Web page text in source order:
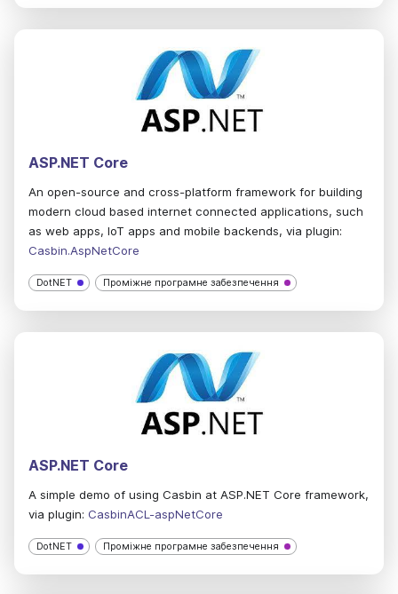
ASP.NET Core
An open-source and cross-platform framework for building
modern cloud based internet connected applications, such
as web apps, IoT apps and mobile backends, via plugin:
Casbin.AspNetCore
DotNET Проміжне програмне забезпечення
ASP.NET Core
A simple demo of using Casbin at ASP.NET Core framework,
via plugin: CasbinACL-aspNetCore
DotNET Проміжне програмне забезпечення